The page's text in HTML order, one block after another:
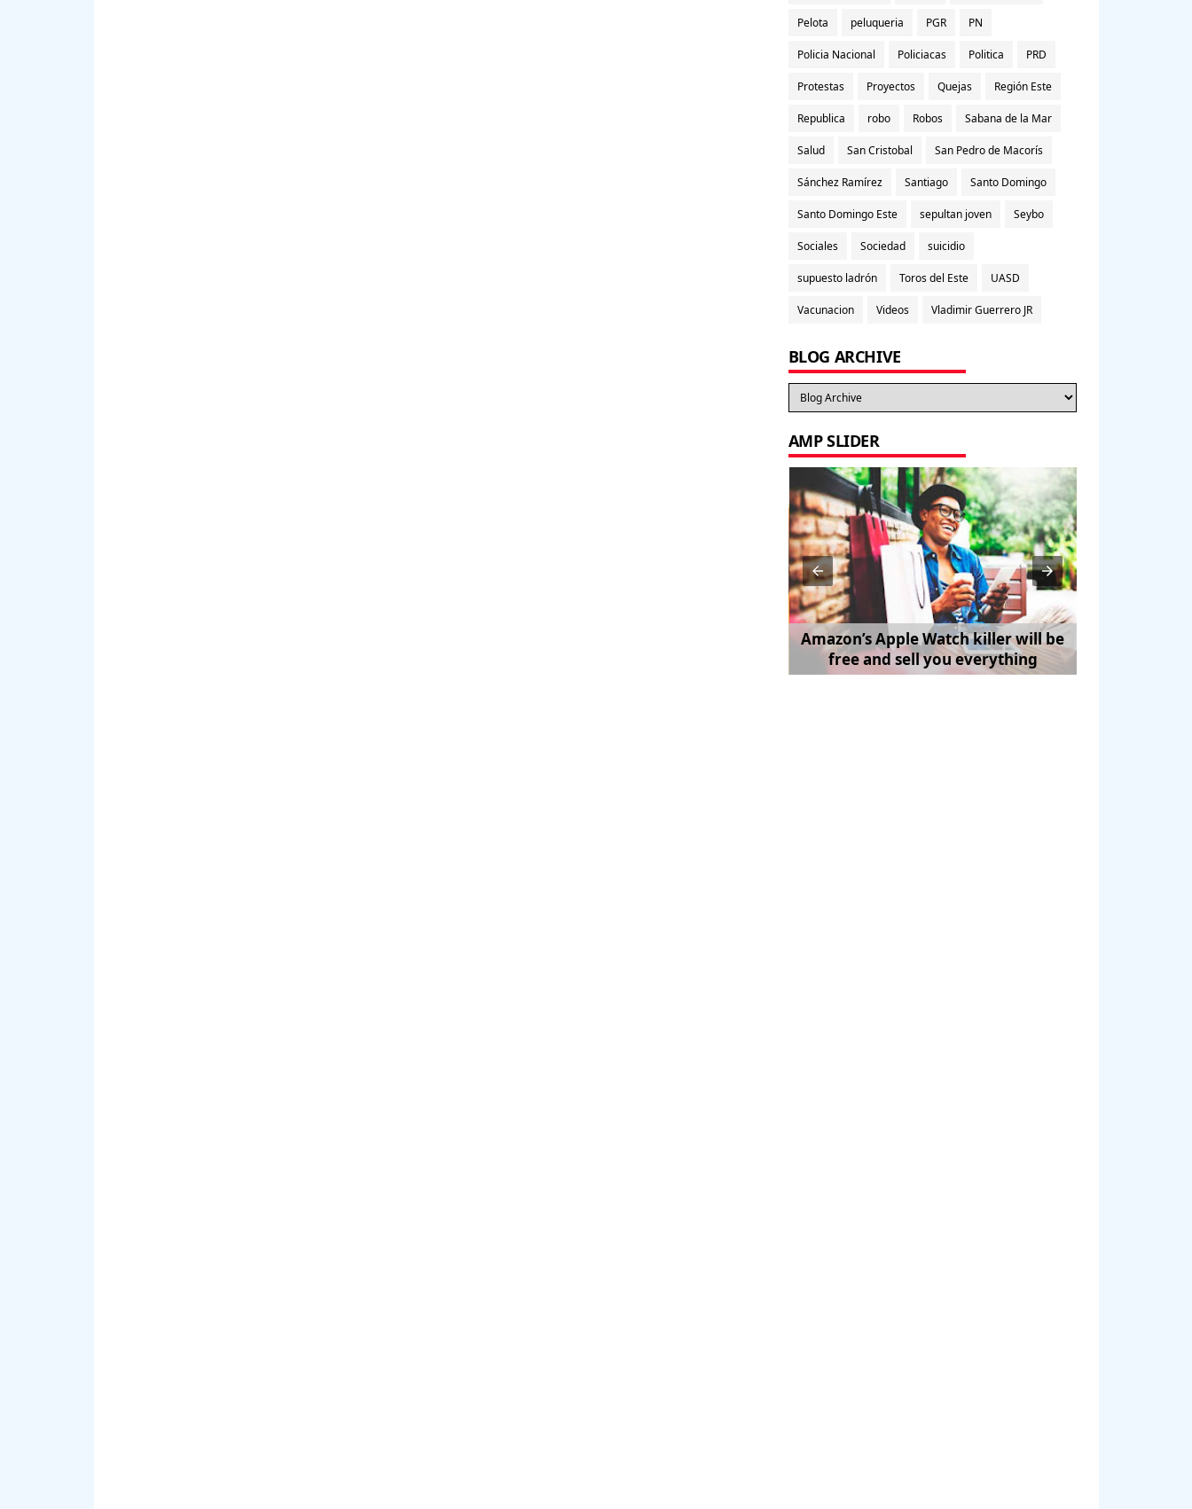
Pelota peluqueria PGR PN
Policia Nacional Policiacas Politica PRD
Protestas Proyectos Quejas Región Este
Republica robo Robos Sabana de la Mar
Salud San Cristobal San Pedro de Macorís
Sánchez Ramírez Santiago Santo Domingo
Santo Domingo Este sepultan joven Seybo
Sociales Sociedad suicidio
supuesto ladrón Toros del Este UASD
Vacunacion Videos Vladimir Guerrero JR
BLOG ARCHIVE
AMP SLIDER
Amazon’s Apple Watch killer will be
free and sell you everything